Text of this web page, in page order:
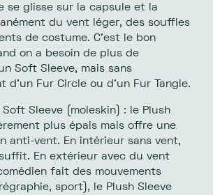
se glisse sur la capsule et la
du vent léger, des souffles
de costume. C’est le bon
on a besoin de plus de
Soft Sleeve, mais sans
d’un Fur Circle ou d’un Fur Tangle.
Sleeve (moleskin) : le Plush
plus épais mais offre une
anti-vent. En intérieur sans vent,
En extérieur avec du vent
fait des mouvements
sport), le Plush Sleeve